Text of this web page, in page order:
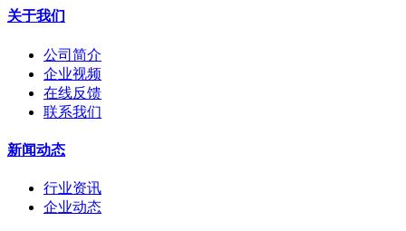
关于我们
公司简介
企业视频
在线反馈
联系我们
新闻动态
行业资讯
企业动态